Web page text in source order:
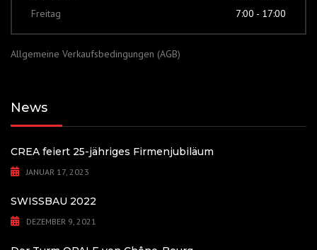
Freitag
7:00 - 17:00
Allgemeine Verkaufsbedingungen (AGB)
News
CREA feiert 25-jähriges Firmenjubiläum
JANUAR 17, 2023
SWISSBAU 2022
DEZEMBER 9, 2021